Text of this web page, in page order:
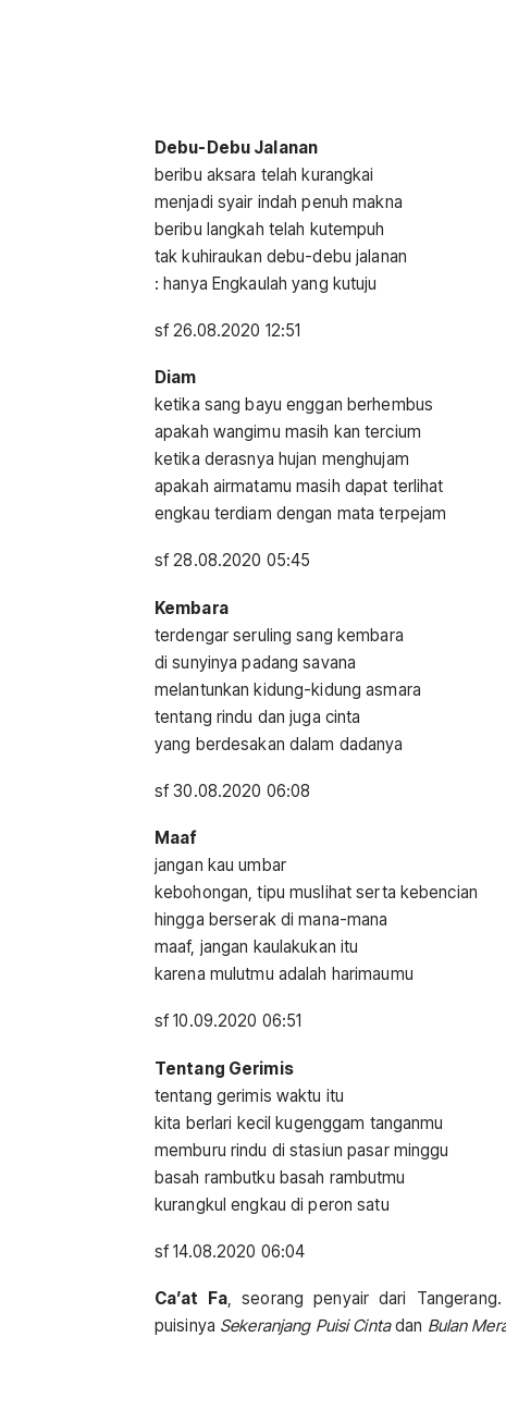
Debu-Debu Jalanan
beribu aksara telah kurangkai
menjadi syair indah penuh makna
beribu langkah telah kutempuh
tak kuhiraukan debu-debu jalanan
: hanya Engkaulah yang kutuju
sf 26.08.2020 12:51
Diam
ketika sang bayu enggan berhembus
apakah wangimu masih kan tercium
ketika derasnya hujan menghujam
apakah airmatamu masih dapat terlihat
engkau terdiam dengan mata terpejam
sf 28.08.2020 05:45
Kembara
terdengar seruling sang kembara
di sunyinya padang savana
melantunkan kidung-kidung asmara
tentang rindu dan juga cinta
yang berdesakan dalam dadanya
sf 30.08.2020 06:08
Maaf
jangan kau umbar
kebohongan, tipu muslihat serta kebencian
hingga berserak di mana-mana
maaf, jangan kaulakukan itu
karena mulutmu adalah harimaumu
sf 10.09.2020 06:51
Tentang Gerimis
tentang gerimis waktu itu
kita berlari kecil kugenggam tanganmu
memburu rindu di stasiun pasar minggu
basah rambutku basah rambutmu
kurangkul engkau di peron satu
sf 14.08.2020 06:04
Ca’at Fa, seorang penyair dari
puisinya Sekeranjang Puisi Cintadan Bulan